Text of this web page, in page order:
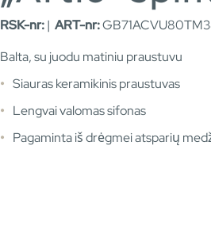
RSK-nr:| ART-nr:
Balta, su juodu matiniu praustuvu
Siauras keramikinis praustuvas
Lengvai valomas sifonas
Pagaminta iš drėgmei atsparių